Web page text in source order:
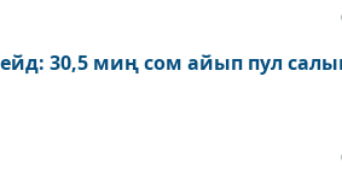
30,5 миң сом айып пул